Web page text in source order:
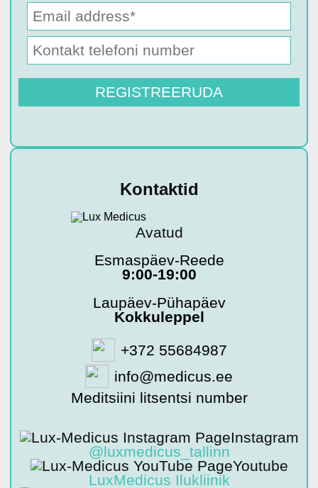
Kontaktid
Avatud
Esmaspäev-Reede
9:00-19:00
Laupäev-Pühapäev
Kokkuleppel
+372 55684987
info@medicus.ee
Meditsiini litsentsi number
Instagram
@luxmedicus_tallinn
Youtube
LuxMedicus Ilukliinik